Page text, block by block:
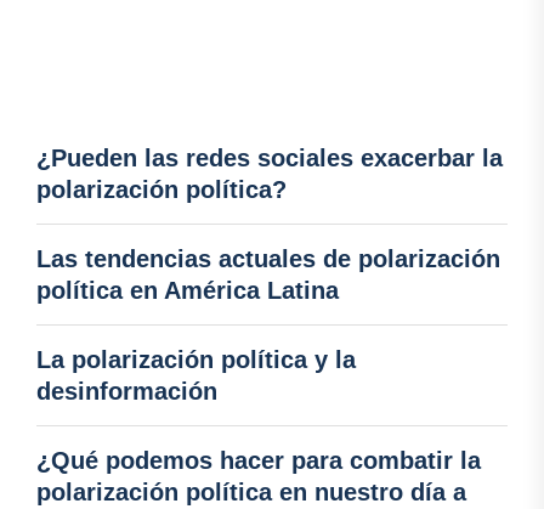
¿Pueden las redes sociales exacerbar la
polarización política?
Las tendencias actuales de polarización
política en América Latina
La polarización política y la
desinformación
¿Qué podemos hacer para combatir la
polarización política en nuestro día a